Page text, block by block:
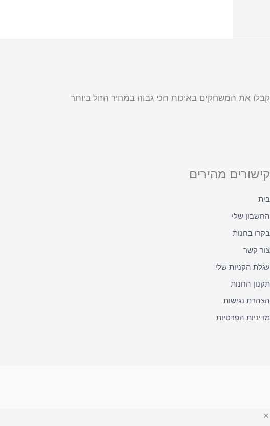
קבלו את המשחקים באיכות הכי גבוה במחיר הזול ביותר
קישורים מהירים
בית
החשבון שלי
בקרו בחנות
צור קשר
עגלת הקניות שלי
תקנון החנות
הצהרת נגישות
מדיניות הפרטיות